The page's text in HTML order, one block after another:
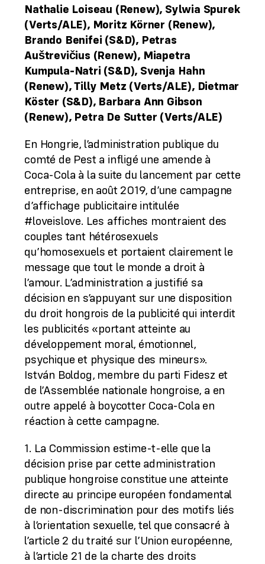
Nathalie Loiseau (Renew), Sylwia Spurek
(Verts/ALE), Moritz Körner (Renew),
Brando Benifei (S&D), Petras
Auštrevičius (Renew), Miapetra
Kumpula-Natri (S&D), Svenja Hahn
(Renew), Tilly Metz (Verts/ALE), Dietmar
Köster (S&D), Barbara Ann Gibson
(Renew), Petra De Sutter (Verts/ALE)
En Hongrie, l’administration publique du
comté de Pest a infligé une amende à
Coca-Cola à la suite du lancement par cette
entreprise, en août 2019, d’une campagne
d’affichage publicitaire intitulée
#loveislove. Les affiches montraient des
couples tant hétérosexuels
qu’homosexuels et portaient clairement le
message que tout le monde a droit à
l’amour. L’administration a justifié sa
décision en s’appuyant sur une disposition
du droit hongrois de la publicité qui interdit
les publicités «portant atteinte au
développement moral, émotionnel,
psychique et physique des mineurs».
István Boldog, membre du parti Fidesz et
de l’Assemblée nationale hongroise, a en
outre appelé à boycotter Coca-Cola en
réaction à cette campagne.
1. La Commission estime-t-elle que la
décision prise par cette administration
publique hongroise constitue une atteinte
directe au principe européen fondamental
de non-discrimination pour des motifs liés
à l’orientation sexuelle, tel que consacré à
l’article 2 du traité sur l’Union européenne,
à l’article 21 de la charte des droits